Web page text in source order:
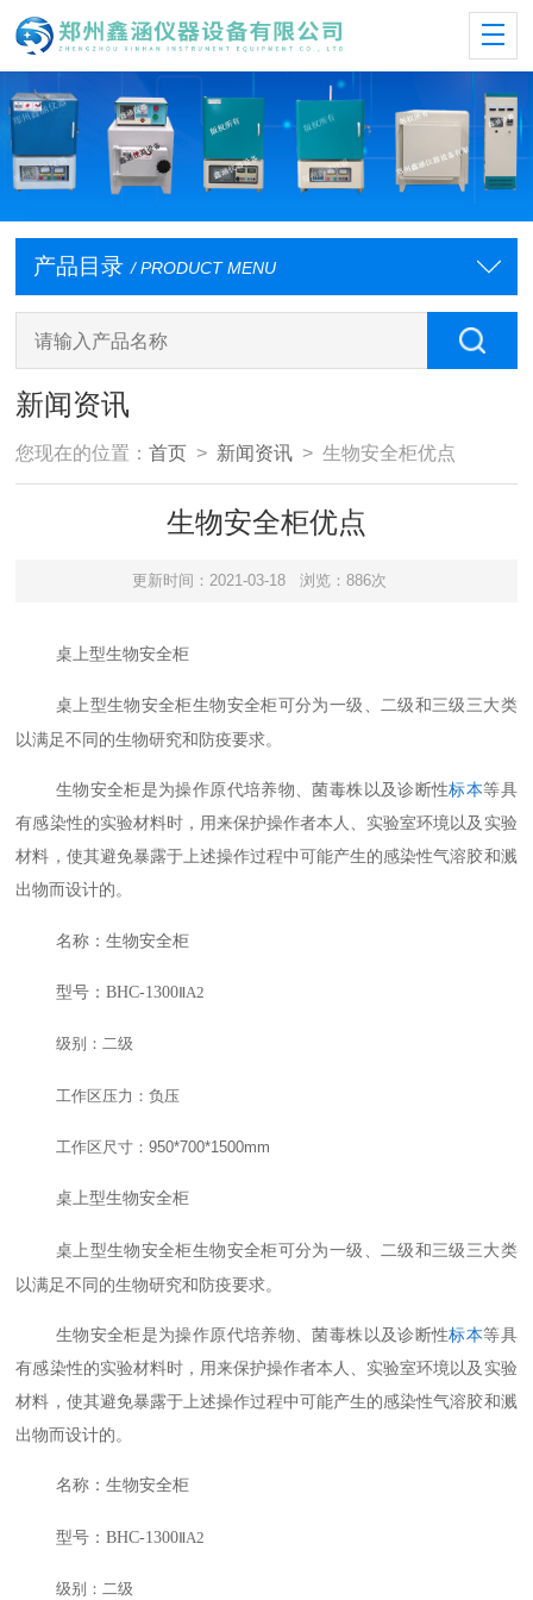
产品目录 / PRODUCT MENU
新闻资讯
您现在的位置：首页 > 新闻资讯 > 生物安全柜优点
生物安全柜优点
更新时间：2021-03-18 浏览：886次
桌上型生物安全柜
桌上型生物安全柜生物安全柜可分为一级、二级和三级三大类
以满足不同的生物研究和防疫要求。
生物安全柜是为操作原代培养物、菌毒株以及诊断性标本等具
有感染性的实验材料时，用来保护操作者本人、实验室环境以及实验
材料，使其避免暴露于上述操作过程中可能产生的感染性气溶胶和溅
出物而设计的。
名称：生物安全柜
型号： BHC-1300Ⅱ A2
级别：二级
工作区压力：负压
工作区尺寸： 950*700*1500mm
桌上型生物安全柜
桌上型生物安全柜生物安全柜可分为一级、二级和三级三大类
以满足不同的生物研究和防疫要求。
生物安全柜是为操作原代培养物、菌毒株以及诊断性标本等具
有感染性的实验材料时，用来保护操作者本人、实验室环境以及实验
材料，使其避免暴露于上述操作过程中可能产生的感染性气溶胶和溅
出物而设计的。
名称：生物安全柜
型号： BHC-1300ⅡA2
级别：二级